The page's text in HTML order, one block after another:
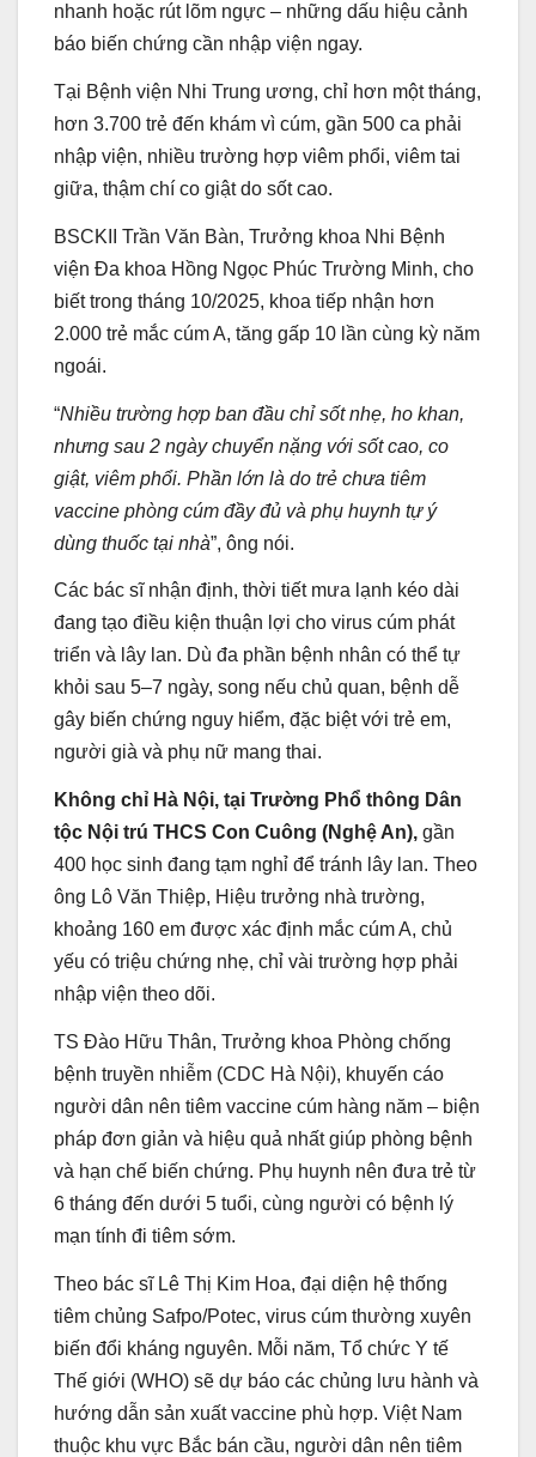
nhanh hoặc rút lõm ngực – những dấu hiệu cảnh
báo biến chứng cần nhập viện ngay.
Tại Bệnh viện Nhi Trung ương, chỉ hơn một tháng,
hơn 3.700 trẻ đến khám vì cúm, gần 500 ca phải
nhập viện, nhiều trường hợp viêm phổi, viêm tai
giữa, thậm chí co giật do sốt cao.
BSCKII Trần Văn Bàn, Trưởng khoa Nhi Bệnh
viện Đa khoa Hồng Ngọc Phúc Trường Minh, cho
biết trong tháng 10/2025, khoa tiếp nhận hơn
2.000 trẻ mắc cúm A, tăng gấp 10 lần cùng kỳ năm
ngoái.
“Nhiều trường hợp ban đầu chỉ sốt nhẹ, ho khan,
nhưng sau 2 ngày chuyển nặng với sốt cao, co
giật, viêm phổi. Phần lớn là do trẻ chưa tiêm
vaccine phòng cúm đầy đủ và phụ huynh tự ý
dùng thuốc tại nhà”, ông nói.
Các bác sĩ nhận định, thời tiết mưa lạnh kéo dài
đang tạo điều kiện thuận lợi cho virus cúm phát
triển và lây lan. Dù đa phần bệnh nhân có thể tự
khỏi sau 5–7 ngày, song nếu chủ quan, bệnh dễ
gây biến chứng nguy hiểm, đặc biệt với trẻ em,
người già và phụ nữ mang thai.
Không chỉ Hà Nội, tại Trường Phổ thông Dân
tộc Nội trú THCS Con Cuông (Nghệ An), gần
400 học sinh đang tạm nghỉ để tránh lây lan. Theo
ông Lô Văn Thiệp, Hiệu trưởng nhà trường,
khoảng 160 em được xác định mắc cúm A, chủ
yếu có triệu chứng nhẹ, chỉ vài trường hợp phải
nhập viện theo dõi.
TS Đào Hữu Thân, Trưởng khoa Phòng chống
bệnh truyền nhiễm (CDC Hà Nội), khuyến cáo
người dân nên tiêm vaccine cúm hàng năm – biện
pháp đơn giản và hiệu quả nhất giúp phòng bệnh
và hạn chế biến chứng. Phụ huynh nên đưa trẻ từ
6 tháng đến dưới 5 tuổi, cùng người có bệnh lý
mạn tính đi tiêm sớm.
Theo bác sĩ Lê Thị Kim Hoa, đại diện hệ thống
tiêm chủng Safpo/Potec, virus cúm thường xuyên
biến đổi kháng nguyên. Mỗi năm, Tổ chức Y tế
Thế giới (WHO) sẽ dự báo các chủng lưu hành và
hướng dẫn sản xuất vaccine phù hợp. Việt Nam
thuộc khu vực Bắc bán cầu, người dân nên tiêm